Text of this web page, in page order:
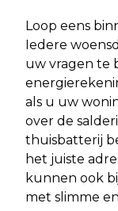
Loop eens
Iedere
uw vragen te
als u uw
over de
thuisbatterij
het juiste
kunnen ook
met slimme